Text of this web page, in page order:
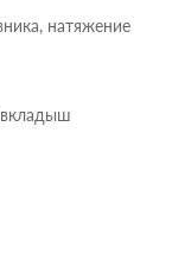
натяжение